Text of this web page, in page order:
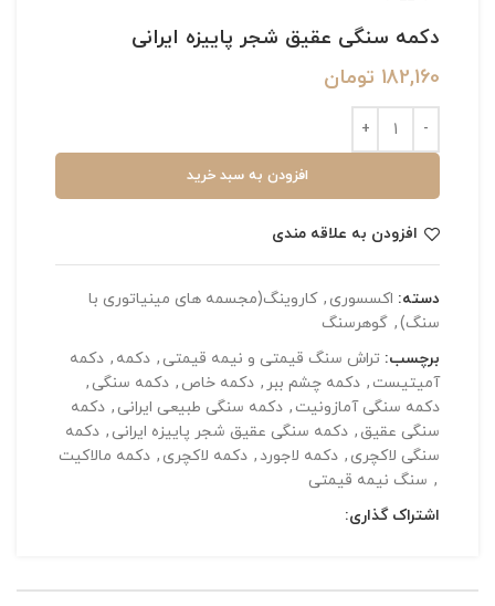
دکمه سنگی عقیق شجر پاییزه ایرانی
182,160 تومان
افزودن به سبد خرید
افزودن به علاقه مندی
دسته: اکسسوری , کاروینگ(مجسمه های مینیاتوری با
سنگ), گوهرسنگ
برچسب: تراش سنگ قیمتی و نیمه قیمتی , دکمه , دکمه
آمیتیست , دکمه چشم ببر , دکمه خاص, دکمه سنگی ,
دکمه سنگی آمازونیت , دکمه سنگی طبیعی ایرانی , دکمه
سنگی عقیق, دکمه سنگی عقیق شجر پاییزه ایرانی , دکمه
سنگی لاکچری , دکمه لاجورد , دکمه لاکچری , دکمه مالاکیت
, سنگ نیمه قیمتی
اشتراک گذاری: